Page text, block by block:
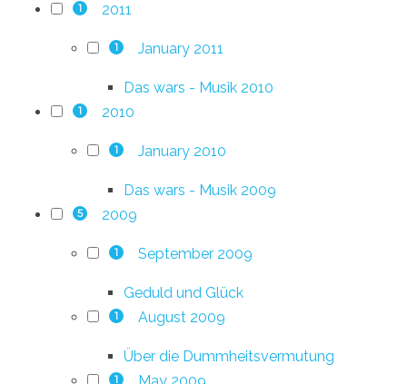
1 2011
1 January 2011
Das wars - Musik 2010
1 2010
1 January 2010
Das wars - Musik 2009
5 2009
1 September 2009
Geduld und Glück
1 August 2009
Über die Dummheitsvermutung
1